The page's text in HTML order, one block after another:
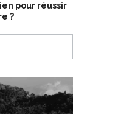
pour réussir
?